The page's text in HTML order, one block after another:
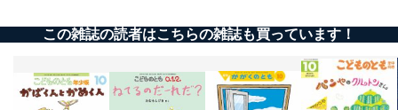
この雑誌の読者はこちらの雑誌も買っています！